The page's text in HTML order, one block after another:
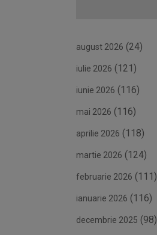
august 2026 (24)
iulie 2026 (121)
iunie 2026 (116)
mai 2026 (116)
aprilie 2026 (118)
martie 2026 (124)
februarie 2026 (111)
ianuarie 2026 (116)
decembrie 2025 (98)